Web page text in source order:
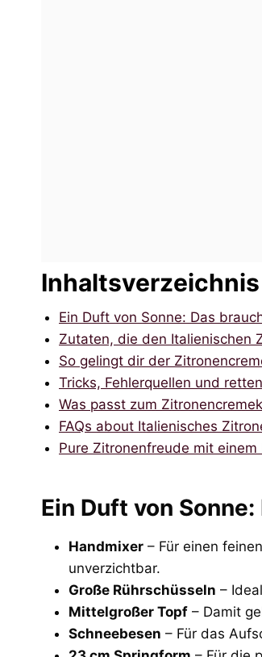
Inhaltsverzeichnis
Ein Duft von Sonne: Das
Zutaten, die den Italienischen
So gelingt dir der
Tricks, Fehlerquellen und
Was passt zum
FAQs about Italienisches
Pure Zitronenfreude mit einem
Ein Duft von
Handmixer – Für einen
unverzichtbar.
Große Rührschüsseln –
Mittelgroßer Topf – Damit
Schneebesen – Für das